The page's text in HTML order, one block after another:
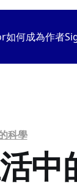
如何成為作者
科學
中